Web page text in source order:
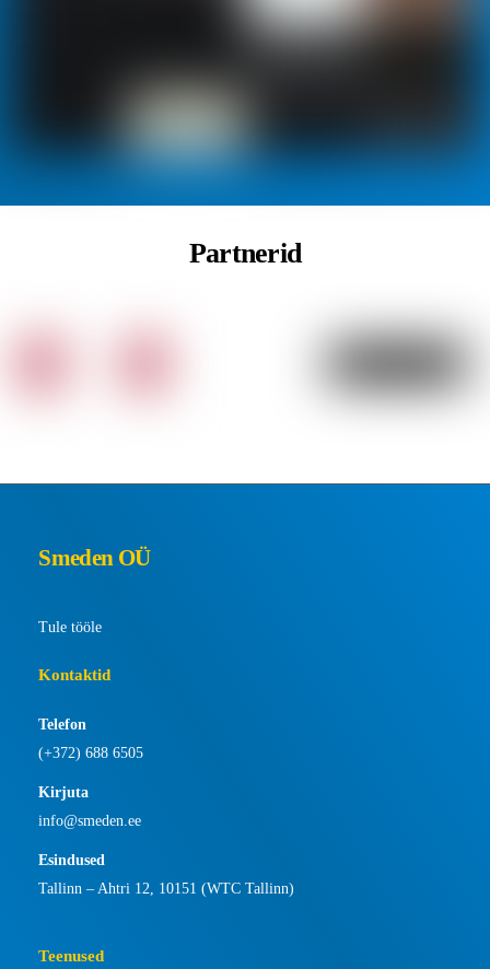
Partnerid
Smeden OÜ
Tule tööle
Kontaktid
Telefon
(+372) 688 6505
Kirjuta
info@smeden.ee
Esindused
Tallinn – Ahtri 12, 10151 (WTC Tallinn)
Teenused